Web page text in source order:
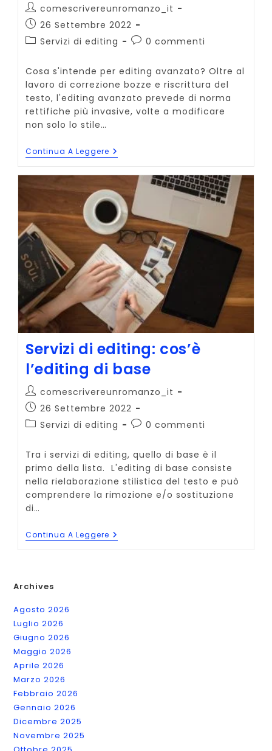
Autore
dell'articolo:
comescrivereunromanzo_it
Articolo
pubblicato:
26 Settembre 2022
Categoria
Servizi di editing
Commenti
0 commenti
Cosa s'intende per editing avanzato? Oltre al
lavoro di correzione bozze e riscrittura del
testo, l'editing avanzato prevede di norma
rettifiche più invasive, volte a modificare
non solo lo stile…
Continua A Leggere Servizi
Di
L’editing
Avanzato
Servizi di editing: cos’è
l’editing di base
Autore
dell'articolo:
comescrivereunromanzo_it
Articolo
pubblicato:
26 Settembre 2022
Categoria
Servizi di editing
Commenti
0 commenti
Tra i servizi di editing, quello di base è il
primo della lista. L'editing di base consiste
nella rielaborazione stilistica del testo e può
comprendere la rimozione e/o sostituzione
di…
Continua A Leggere Servizi
Di
Archives
Agosto 2026
Luglio 2026
Giugno 2026
Maggio 2026
Aprile 2026
Marzo 2026
Febbraio 2026
Gennaio 2026
Dicembre 2025
Novembre 2025